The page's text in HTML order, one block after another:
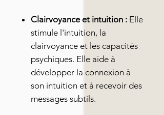
Clairvoyance et intuition : Elle
stimule l'intuition, la
clairvoyance et les capacités
psychiques. Elle aide à
développer la connexion à
son intuition et à recevoir des
messages subtils.